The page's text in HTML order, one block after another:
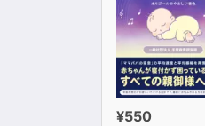
¥550